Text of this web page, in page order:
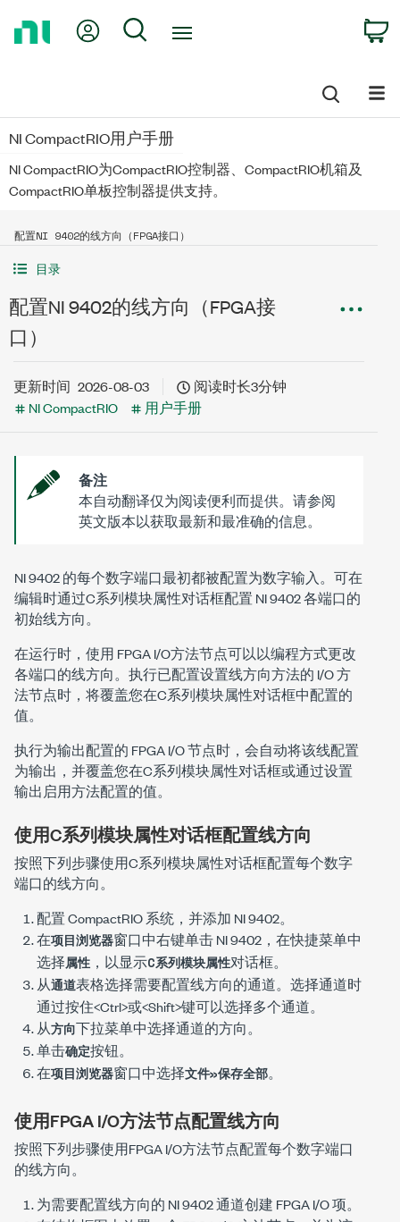
My Account
Search
NI CompactRIO用户手册
NI CompactRIO为CompactRIO控制器、CompactRIO机箱及
CompactRIO单板控制器提供支持。
配置NI 9402的线方向（FPGA接口）
目录
配置NI 9402的线方向（FPGA接
口）
更新时间 2026-08-03
阅读时长3分钟
NI CompactRIO
用户手册
备注
本自动翻译仅为阅读便利而提供。请参阅
英文版本以获取最新和最准确的信息。
NI 9402 的每个数字端口最初都被配置为数字输入。可在
编辑时通过C系列模块属性对话框配置 NI 9402 各端口的
初始线方向。
在运行时，使用 FPGA I/O方法节点可以以编程方式更改
各端口的线方向。执行已配置设置线方向方法的 I/O 方
法节点时，将覆盖您在C系列模块属性对话框中配置的
值。
执行为输出配置的 FPGA I/O 节点时，会自动将该线配置
为输出，并覆盖您在C系列模块属性对话框或通过设置
输出启用方法配置的值。
使用C系列模块属性对话框配置线方向
按照下列步骤使用C系列模块属性对话框配置每个数字
端口的线方向。
配置 CompactRIO 系统，并添加 NI 9402。
在项目浏览器窗口中右键单击 NI 9402，在快捷菜单中
选择属性 ，以显示C系列模块属性对话框。
从通道表格选择需要配置线方向的通道。选择通道时
通过按住<Ctrl>或<Shift>键可以选择多个通道。
从方向下拉菜单中选择通道的方向。
单击确定按钮。
在项目浏览器窗口中选择文件»保存全部。
使用FPGA I/O方法节点配置线方向
按照下列步骤使用FPGA I/O方法节点配置每个数字端口
的线方向。
为需要配置线方向的 NI 9402 通道创建 FPGA I/O 项。